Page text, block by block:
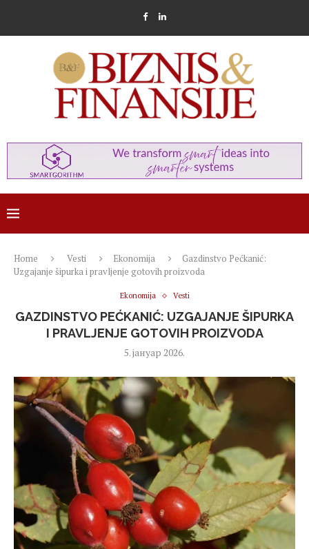
Home Vesti Ekonomija
Gazdinstvo Pećkanić:
Uzgajanje šipurka i pravljenje gotovih proizvoda
Ekonomija Vesti
GAZDINSTVO PEĆKANIĆ: UZGAJANJE ŠIPURKA
I PRAVLJENJE GOTOVIH PROIZVODA
5. јануар 2026.